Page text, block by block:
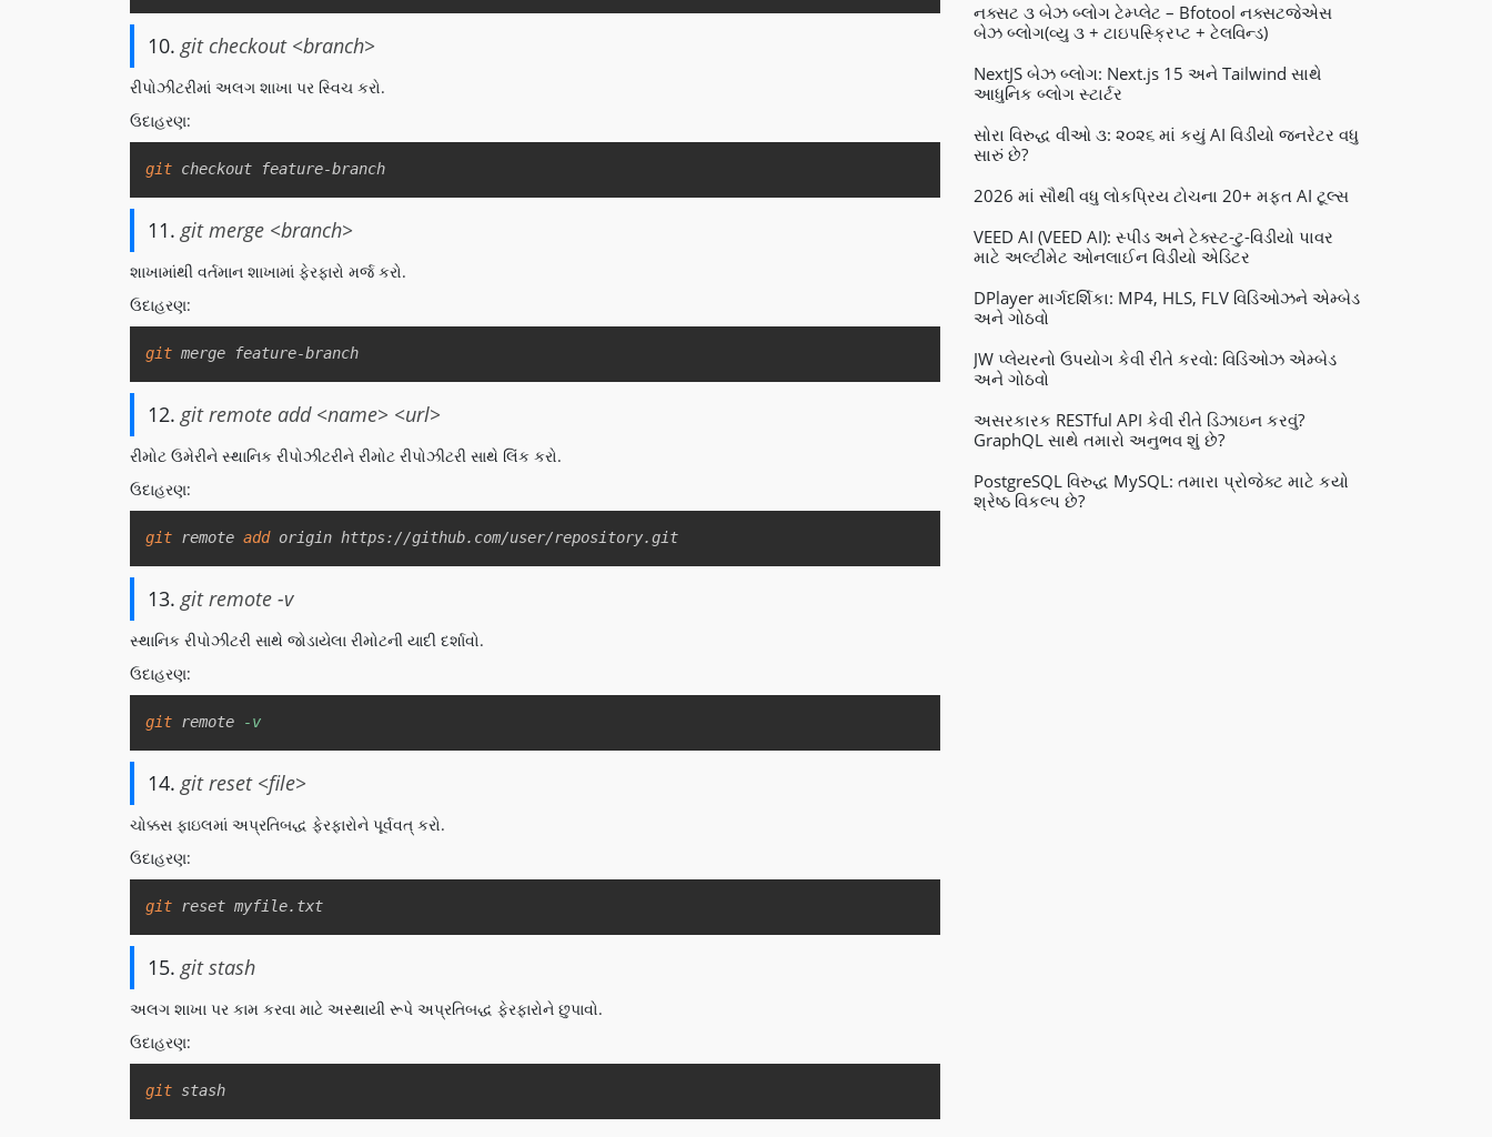
10. git checkout <branch>
રીપોઝીટરીમાં અલગ શાખા પર સ્વિચ કરો.
ઉદાહરણ:
git checkout feature-branch
11. git merge <branch>
શાખામાંથી વર્તમાન શાખામાં ફેરફારો મર્જ કરો.
ઉદાહરણ:
git merge feature-branch
12. git remote add <name> <url>
રીમોટ ઉમેરીને સ્થાનિક રીપોઝીટરીને રીમોટ રીપોઝીટરી સાથે લિંક કરો.
ઉદાહરણ:
git remote add origin https://github.com/user/repository.git
13. git remote -v
સ્થાનિક રીપોઝીટરી સાથે જોડાયેલા રીમોટની યાદી દર્શાવો.
ઉદાહરણ:
git remote -v
14. git reset <file>
ચોક્કસ ફાઇલમાં અપ્રતિબદ્ધ ફેરફારોને પૂર્વવત્ કરો.
ઉદાહરણ:
git reset myfile.txt
15. git stash
અલગ શાખા પર કામ કરવા માટે અસ્થાયી રૂપે અપ્રતિબદ્ધ ફેરફારોને છુપાવો.
ઉદાહરણ:
git stash
નક્સટ ૩ બેઝ બ્લોગ ટેમ્પ્લેટ – Bfotool નક્સટજેએસ
બેઝ બ્લોગ(વ્યુ ૩ + ટાઇપસ્ક્રિપ્ટ + ટેલવિન્ડ)
NextJS બેઝ બ્લોગ: Next.js 15 અને Tailwind સાથે
આધુનિક બ્લોગ સ્ટાર્ટર
સોરા વિરુદ્ધ વીઓ ૩: ૨૦૨૬ માં કયું AI વિડીયો જનરેટર વધુ
સારું છે?
2026 માં સૌથી વધુ લોકપ્રિય ટોચના 20+ મફત AI ટૂલ્સ
VEED AI (VEED AI): સ્પીડ અને ટેક્સ્ટ-ટુ-વિડીયો પાવર
માટે અલ્ટીમેટ ઓનલાઈન વિડીયો એડિટર
DPlayer માર્ગદર્શિકા: MP4, HLS, FLV વિડિઓઝને એમ્બેડ
અને ગોઠવો
JW પ્લેયરનો ઉપયોગ કેવી રીતે કરવો: વિડિઓઝ એમ્બેડ
અને ગોઠવો
અસરકારક RESTful API કેવી રીતે ડિઝાઇન કરવું?
GraphQL સાથે તમારો અનુભવ શું છે?
PostgreSQL વિરુદ્ધ MySQL: તમારા પ્રોજેક્ટ માટે કયો
શ્રેષ્ઠ વિકલ્પ છે?